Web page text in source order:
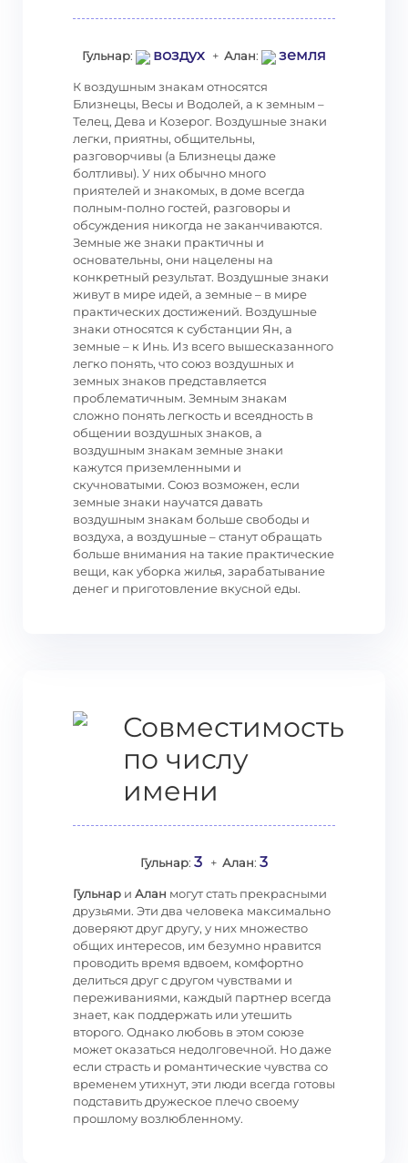
Гульнар: воздух+ Алан: земля
К воздушным знакам относятся
Близнецы, Весы и Водолей, а к земным –
Телец, Дева и Козерог. Воздушные знаки
легки, приятны, общительны,
разговорчивы (а Близнецы даже
болтливы). У них обычно много
приятелей и знакомых, в доме всегда
полным-полно гостей, разговоры и
обсуждения никогда не заканчиваются.
Земные же знаки практичны и
основательны, они нацелены на
конкретный результат. Воздушные знаки
живут в мире идей, а земные – в мире
практических достижений. Воздушные
знаки относятся к субстанции Ян, а
земные – к Инь. Из всего вышесказанного
легко понять, что союз воздушных и
земных знаков представляется
проблематичным. Земным знакам
сложно понять легкость и всеядность в
общении воздушных знаков, а
воздушным знакам земные знаки
кажутся приземленными и
скучноватыми. Союз возможен, если
земные знаки научатся давать
воздушным знакам больше свободы и
воздуха, а воздушные – станут обращать
больше внимания на такие практические
вещи, как уборка жилья, зарабатывание
денег и приготовление вкусной еды.
Совместимость
по числу
имени
Гульнар: 3 + Алан: 3
Гульнар и Алан могут стать прекрасными
друзьями. Эти два человека максимально
доверяют друг другу, у них множество
общих интересов, им безумно нравится
проводить время вдвоем, комфортно
делиться друг с другом чувствами и
переживаниями, каждый партнер всегда
знает, как поддержать или утешить
второго. Однако любовь в этом союзе
может оказаться недолговечной. Но даже
если страсть и романтические чувства со
временем утихнут, эти люди всегда готовы
подставить дружеское плечо своему
прошлому возлюбленному.